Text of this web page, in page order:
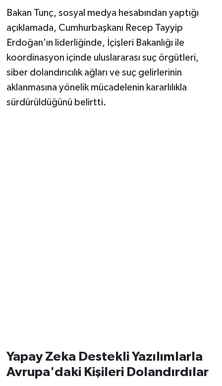
Bakan Tunç, sosyal medya hesabından yaptığı
açıklamada, Cumhurbaşkanı Recep Tayyip
Erdoğan'ın liderliğinde, İçişleri Bakanlığı ile
koordinasyon içinde uluslararası suç örgütleri,
siber dolandırıcılık ağları ve suç gelirlerinin
aklanmasına yönelik mücadelenin kararlılıkla
sürdürüldüğünü belirtti.
Yapay Zeka Destekli Yazılımlarla
Avrupa'daki Kişileri Dolandırdılar
Vasıta
Yaşam